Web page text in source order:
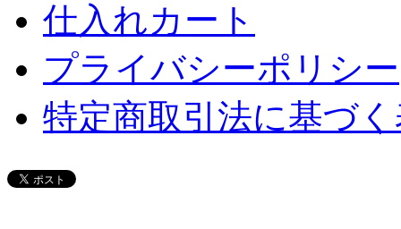
仕入れカート
プライバシーポリシー
特定商取引法に基づ